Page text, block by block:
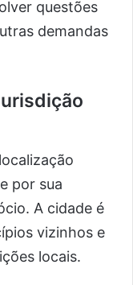
questões
demandas
por sua
A cidade é
vizinhos e
locais.